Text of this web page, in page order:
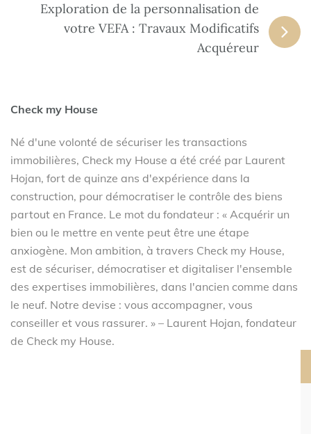
Exploration de la personnalisation de
votre VEFA : Travaux Modificatifs
Acquéreur
Check my House
Né d'une volonté de sécuriser les transactions
immobilières, Check my House a été créé par Laurent
Hojan, fort de quinze ans d'expérience dans la
construction, pour démocratiser le contrôle des biens
partout en France. Le mot du fondateur : « Acquérir un
bien ou le mettre en vente peut être une étape
anxiogène. Mon ambition, à travers Check my House,
est de sécuriser, démocratiser et digitaliser l'ensemble
des expertises immobilières, dans l'ancien comme dans
le neuf. Notre devise : vous accompagner, vous
conseiller et vous rassurer. » – Laurent Hojan, fondateur
de Check my House.